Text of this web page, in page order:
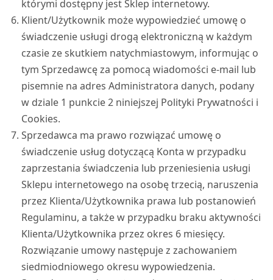
którymi dostępny jest Sklep internetowy.
Klient/Użytkownik może wypowiedzieć umowę o
świadczenie usługi drogą elektroniczną w każdym
czasie ze skutkiem natychmiastowym, informując o
tym Sprzedawcę za pomocą wiadomości e-mail lub
pisemnie na adres Administratora danych, podany
w dziale 1 punkcie 2 niniejszej Polityki Prywatności i
Cookies.
Sprzedawca ma prawo rozwiązać umowę o
świadczenie usług dotyczącą Konta w przypadku
zaprzestania świadczenia lub przeniesienia usługi
Sklepu internetowego na osobę trzecią, naruszenia
przez Klienta/Użytkownika prawa lub postanowień
Regulaminu, a także w przypadku braku aktywności
Klienta/Użytkownika przez okres 6 miesięcy.
Rozwiązanie umowy następuje z zachowaniem
siedmiodniowego okresu wypowiedzenia.